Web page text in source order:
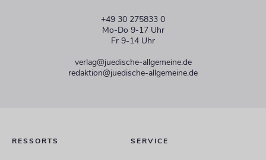
+49 30 275833 0
Mo-Do 9-17 Uhr
Fr 9-14 Uhr
verlag@juedische-allgemeine.de
redaktion@juedische-allgemeine.de
RESSORTS SERVICE